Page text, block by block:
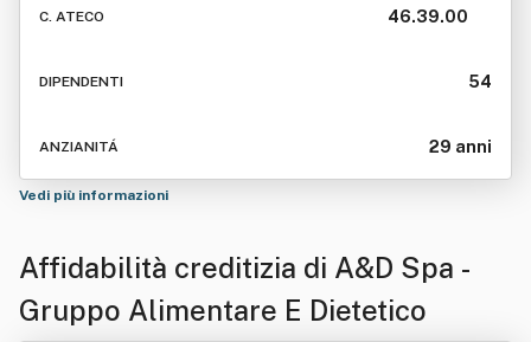
C. ATECO 46.39.00
DIPENDENTI 54
ANZIANITÁ 29 anni
Vedi più informazioni
Affidabilità creditizia di A&D Spa -
Gruppo Alimentare E Dietetico